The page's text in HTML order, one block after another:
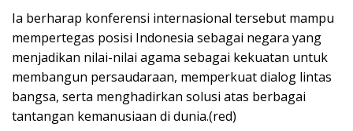
Ia berharap konferensi internasional tersebut mampu
mempertegas posisi Indonesia sebagai negara yang
menjadikan nilai-nilai agama sebagai kekuatan untuk
membangun persaudaraan, memperkuat dialog lintas
bangsa, serta menghadirkan solusi atas berbagai
tantangan kemanusiaan di dunia.(red)